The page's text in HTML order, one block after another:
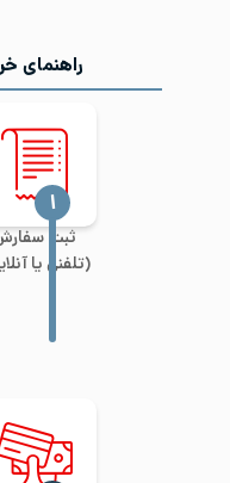
راهنمای
ثبت
(تلفنی یا
‍۱